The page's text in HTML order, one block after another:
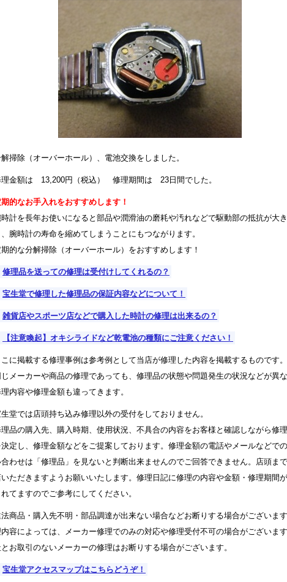
掃除（オーバーホール）、電池交換をしました。
理金額は 13,200円（税込） 修理期間は 23日間でした。
期的なお手入れをおすすめします！
時計を長年お使いになると部品や潤滑油の磨耗や汚れなどで駆動部の抵抗が大
、腕時計の寿命を縮めてしまうことにもつながります。
期的な分解掃除（オーバーホール）をおすすめします！
修理品を送っての修理は受付けしてくれるの？
宝生堂で修理した修理品の保証内容などについて！
雑貨店やスポーツ店などで購入した時計の修理は出来るの？
【注意喚起】オキシライドなど乾電池の種類にご注意ください！
こに掲載する修理事例は参考例として当店が修理した内容を掲載するものです。
じメーカーや商品の修理であっても、修理品の状態や問題発生の状況などが異
内容や修理金額も違ってきます。
堂では店頭持ち込み修理以外の受付をしておりません。
品の購入先、購入時期、使用状況、不具合の内容をお客様と確認しながら修
決定し、修理金額などをご提案しております。修理金額の電話やメールなどで
合わせは「修理品」を見ないと判断出来ませんのでご回答できません。店頭ま
いただきますようお願いいたします。修理日記に修理の内容や金額・修理期間
れてますのでご参考にしてください。
商品・購入先不明・部品調達が出来ない場合などお断りする場合がございま
容によっては、メーカー修理でのみの対応や修理受付不可の場合がございま
お取引のないメーカーの修理はお断りする場合がございます。
宝生堂アクセスマップはこちらどうぞ！